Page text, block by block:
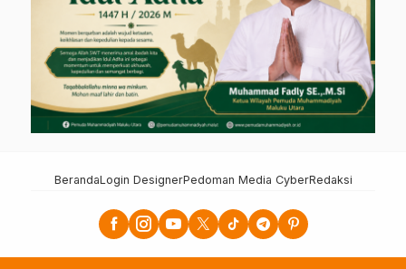
BerandaLogin DesignerPedoman Media CyberRedaksi